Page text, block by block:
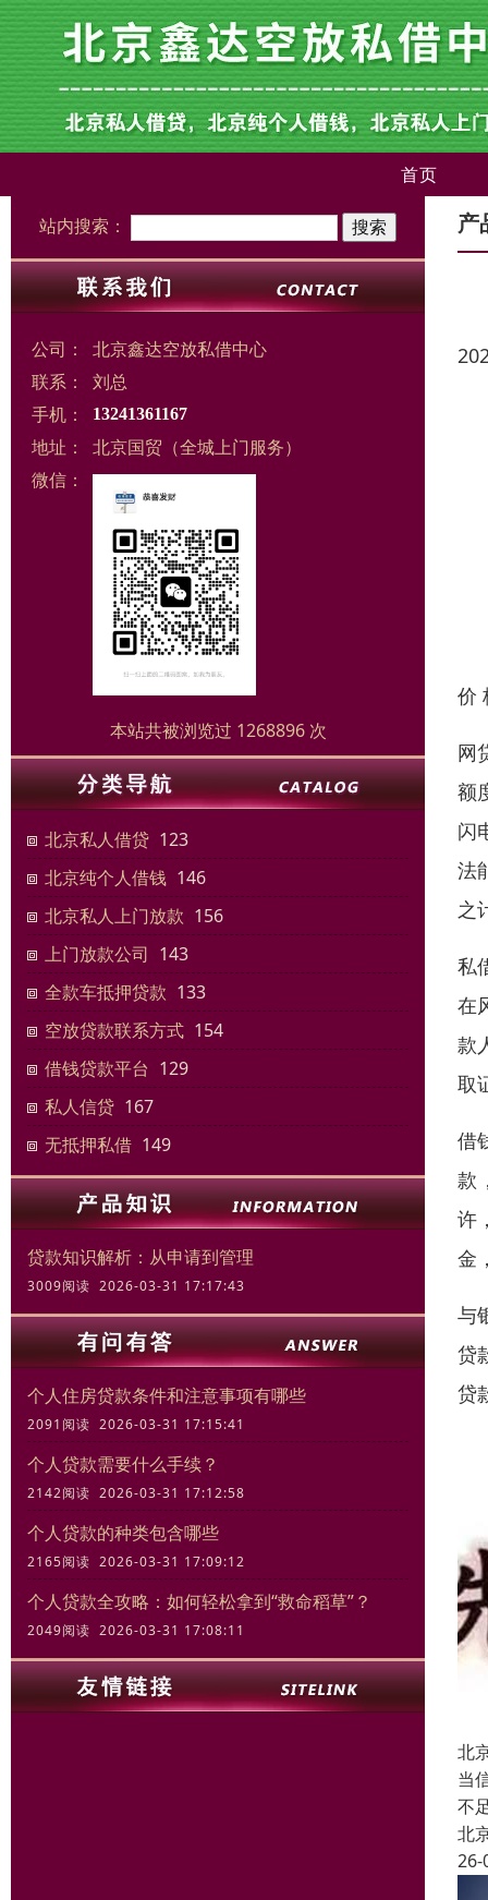
首页
站内搜索：
公司：
北京鑫达空放私借中心
联系：
刘总
手机：
13241361167
地址：
北京国贸（全城上门服务）
微信：
本站共被浏览过 1268896 次
北京私人借贷 123
北京纯个人借钱 146
北京私人上门放款 156
上门放款公司 143
全款车抵押贷款 133
空放贷款联系方式 154
借钱贷款平台 129
私人信贷 167
无抵押私借 149
贷款知识解析：从申请到管理
3009阅读 2026-03-31 17:17:43
个人住房贷款条件和注意事项有哪些
2091阅读 2026-03-31 17:15:41
个人贷款需要什么手续？
2142阅读 2026-03-31 17:12:58
个人贷款的种类包含哪些
2165阅读 2026-03-31 17:09:12
个人贷款全攻略：如何轻松拿到“救命稻草”？
2049阅读 2026-03-31 17:08:11
产
价
网
额
闪
法
之
私
在
款
取
借
款
许
金
与
贷
贷
北
当
不
北
26-